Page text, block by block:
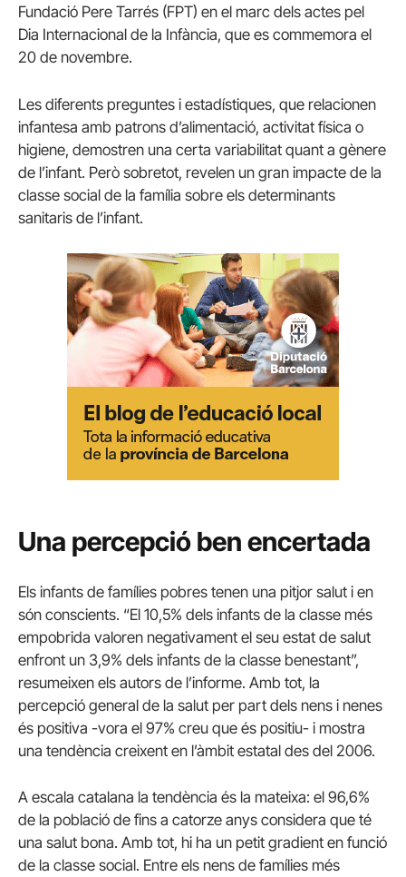
Fundació Pere Tarrés (FPT) en el marc dels actes pel
Dia Internacional de la Infància, que es commemora el
20 de novembre.
Les diferents preguntes i estadístiques, que relacionen
infantesa amb patrons d’alimentació, activitat física o
higiene, demostren una certa variabilitat quant a gènere
de l’infant. Però sobretot, revelen un gran impacte de la
classe social de la família sobre els determinants
sanitaris de l’infant.
Una percepció ben encertada
Els infants de famílies pobres tenen una pitjor salut i en
són conscients. “El 10,5% dels infants de la classe més
empobrida valoren negativament el seu estat de salut
enfront un 3,9% dels infants de la classe benestant”,
resumeixen els autors de l’informe. Amb tot, la
percepció general de la salut per part dels nens i nenes
és positiva -vora el 97% creu que és positiu- i mostra
una tendència creixent en l’àmbit estatal des del 2006.
A escala catalana la tendència és la mateixa: el 96,6%
de la població de fins a catorze anys considera que té
una salut bona. Amb tot, hi ha un petit gradient en funció
de la classe social. Entre els nens de famílies més